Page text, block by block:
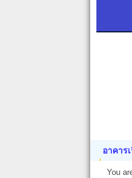
อาคาร
You